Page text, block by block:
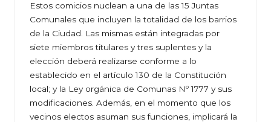
Estos comicios nuclean a una de las 15 Juntas
Comunales que incluyen la totalidad de los barrios
de la Ciudad. Las mismas están integradas por
siete miembros titulares y tres suplentes y la
elección deberá realizarse conforme a lo
establecido en el artículo 130 de la Constitución
local; y la Ley orgánica de Comunas Nº 1777 y sus
modificaciones. Además, en el momento que los
vecinos electos asuman sus funciones, implicará la